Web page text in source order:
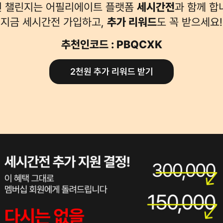
챌린지는 어필리에이트 플랫폼 세시간전과 함께 합
지금 세시간전 가입하고, 추가 리워드도 꼭 받으세요!
추천인코드 : PBQCXK
2천원 추가 리워드 받기